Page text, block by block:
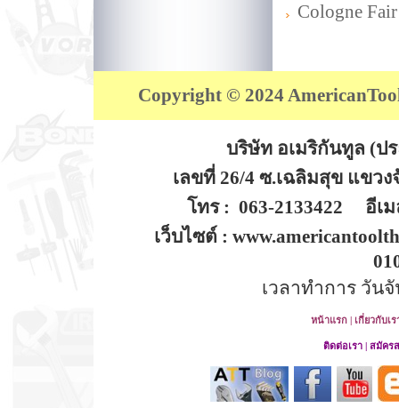
Cologne
Copyright © 2024
บริษัท อเมริกันทูล (ป
เลขที่ 26/4 ซ.เฉลิมสุข แขวง
โทร : 063-2133422 อีเม
เว็บไซต์ :
เวลาทำการ วัน
หน้าแรก | เกี่ยวกับเร
ติดต่อเรา | สมัคร